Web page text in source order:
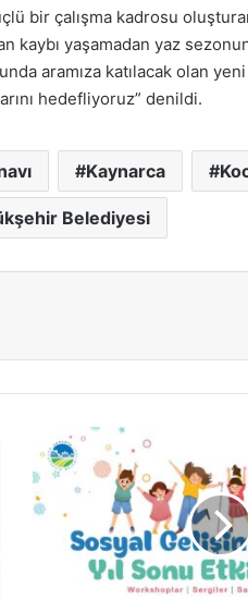
bir çalışma kadrosu
yaşamadan yaz
aramıza katılacak olan yeni
hedefliyoruz” denildi.
Kaynarca
Belediyesi
SGM’de
yılsonu
etkinlikleriyle
dönem
tamamlanacak